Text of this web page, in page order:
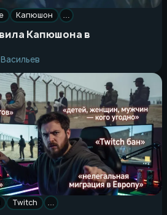
Капюшон …
Капюшона в
Twitch …